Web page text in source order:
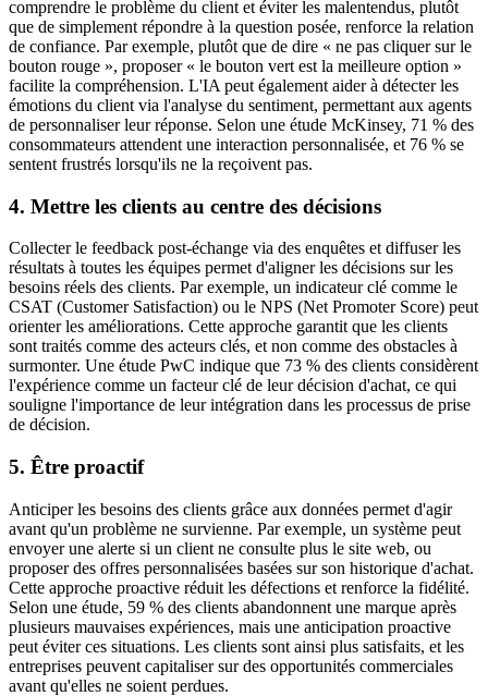
comprendre le problème du client et éviter les malentendus, plutôt
que de simplement répondre à la question posée, renforce la relation
de confiance. Par exemple, plutôt que de dire « ne pas cliquer sur le
bouton rouge », proposer « le bouton vert est la meilleure option »
facilite la compréhension. L'IA peut également aider à détecter les
émotions du client via l'analyse du sentiment, permettant aux agents
de personnaliser leur réponse. Selon une étude McKinsey, 71 % des
consommateurs attendent une interaction personnalisée, et 76 % se
sentent frustrés lorsqu'ils ne la reçoivent pas.
4. Mettre les clients au centre des décisions
Collecter le feedback post-échange via des enquêtes et diffuser les
résultats à toutes les équipes permet d'aligner les décisions sur les
besoins réels des clients. Par exemple, un indicateur clé comme le
CSAT (Customer Satisfaction) ou le NPS (Net Promoter Score) peut
orienter les améliorations. Cette approche garantit que les clients
sont traités comme des acteurs clés, et non comme des obstacles à
surmonter. Une étude PwC indique que 73 % des clients considèrent
l'expérience comme un facteur clé de leur décision d'achat, ce qui
souligne l'importance de leur intégration dans les processus de prise
de décision.
5. Être proactif
Anticiper les besoins des clients grâce aux données permet d'agir
avant qu'un problème ne survienne. Par exemple, un système peut
envoyer une alerte si un client ne consulte plus le site web, ou
proposer des offres personnalisées basées sur son historique d'achat.
Cette approche proactive réduit les défections et renforce la fidélité.
Selon une étude, 59 % des clients abandonnent une marque après
plusieurs mauvaises expériences, mais une anticipation proactive
peut éviter ces situations. Les clients sont ainsi plus satisfaits, et les
entreprises peuvent capitaliser sur des opportunités commerciales
avant qu'elles ne soient perdues.